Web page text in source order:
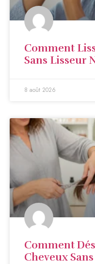
Comment
Sans Lisseur
8 août 2026
Comment
Cheveux